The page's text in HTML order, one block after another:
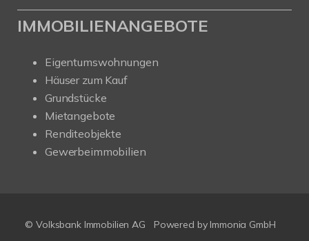
IMMOBILIENANGEBOTE
Eigentumswohnungen
Häuser zum Kauf
Grundstücke
Mietangebote
Renditeobjekte
Gewerbeimmobilien
© Volksbank Immobilien AG
Powered by Immonia GmbH